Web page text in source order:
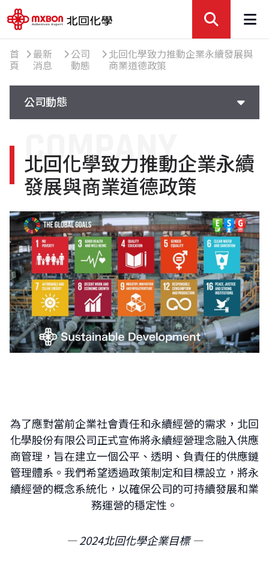
首
頁
最新
消息
公司
動態
北回化學致力推動企業永續發展與
商業道德政策
公司動態
參展活動
精選文章
知識交流
北回化學致力推動企業永續
發展與商業道德政策
COMPANY
為了應對當前企業社會責任和永續經營的需求，北回
化學股份有限公司正式宣佈將永續經營理念融入供應
商管理，旨在建立一個公平、透明、負責任的供應鏈
管理體系。我們希望透過政策制定和目標設立，將永
續經營的概念系統化，以確保公司的可持續發展和業
務運營的穩定性。
— 2024北回化學企業目標 —